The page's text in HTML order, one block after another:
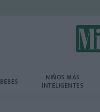
BEBÉS NIÑOS MÁS
INTELIGENTES